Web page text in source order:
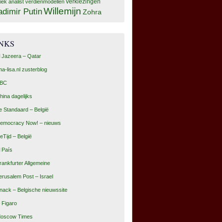
analist verdienmodellen verkiezingen
PutinWillemijn Zohra
Jazeera – Qatar
lisa.nl zusterblog
dagelijks
Standaard – België
Now! – nieuws
– België
País
Allgemeine
Post – Israel
– Belgische nieuwssite
Figaro
Times